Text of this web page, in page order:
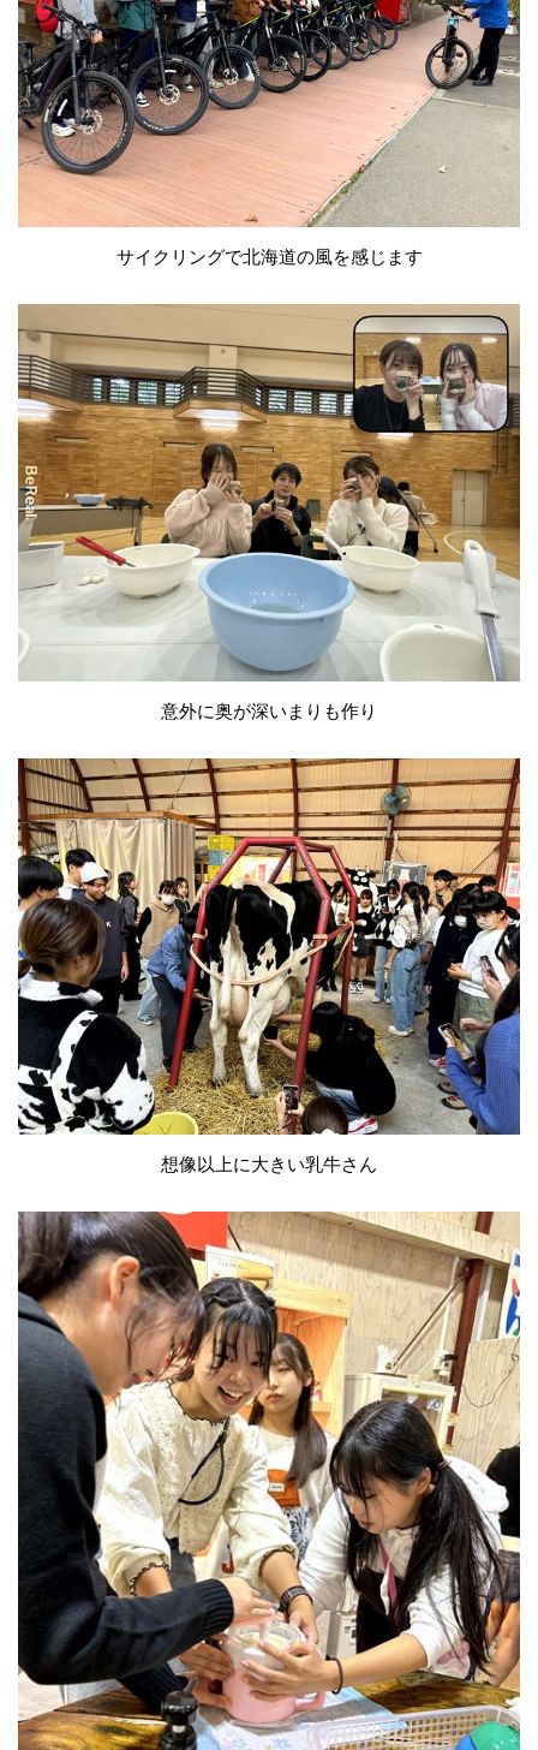
サイクリングで北海道の風を感じます
意外に奥が深いまりも作り
想像以上に大きい乳牛さん